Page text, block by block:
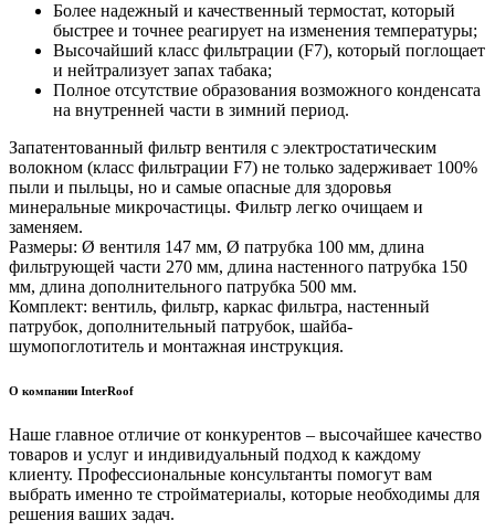
Более надежный и качественный термостат, который
быстрее и точнее реагирует на изменения температуры;
Высочайший класс фильтрации (F7), который поглощает
и нейтрализует запах табака;
Полное отсутствие образования возможного конденсата
на внутренней части в зимний период.
Запатентованный фильтр вентиля с электростатическим
волокном (класс фильтрации F7) не только задерживает 100%
пыли и пыльцы, но и самые опасные для здоровья
минеральные микрочастицы. Фильтр легко очищаем и
заменяем.
Размеры: Ø вентиля 147 мм, Ø патрубка 100 мм, длина
фильтрующей части 270 мм, длина настенного патрубка 150
мм, длина дополнительного патрубка 500 мм.
Комплект: вентиль, фильтр, каркас фильтра, настенный
патрубок, дополнительный патрубок, шайба-
шумопоглотитель и монтажная инструкция.
О компании InterRoof
Наше главное отличие от конкурентов – высочайшее качество
товаров и услуг и индивидуальный подход к каждому
клиенту. Профессиональные консультанты помогут вам
выбрать именно те стройматериалы, которые необходимы для
решения ваших задач.